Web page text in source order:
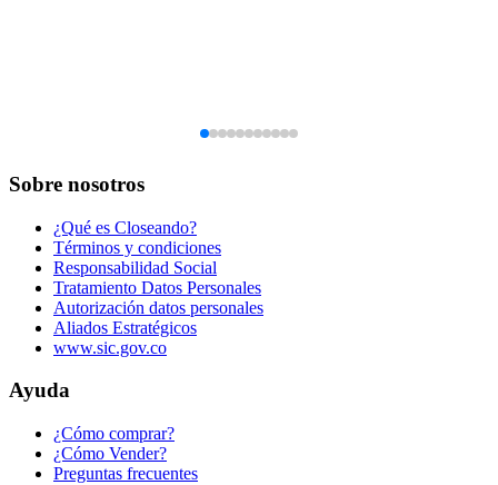
Sobre nosotros
¿Qué es Closeando?
Términos y condiciones
Responsabilidad Social
Tratamiento Datos Personales
Autorización datos personales
Aliados Estratégicos
www.sic.gov.co
Ayuda
¿Cómo comprar?
¿Cómo Vender?
Preguntas frecuentes